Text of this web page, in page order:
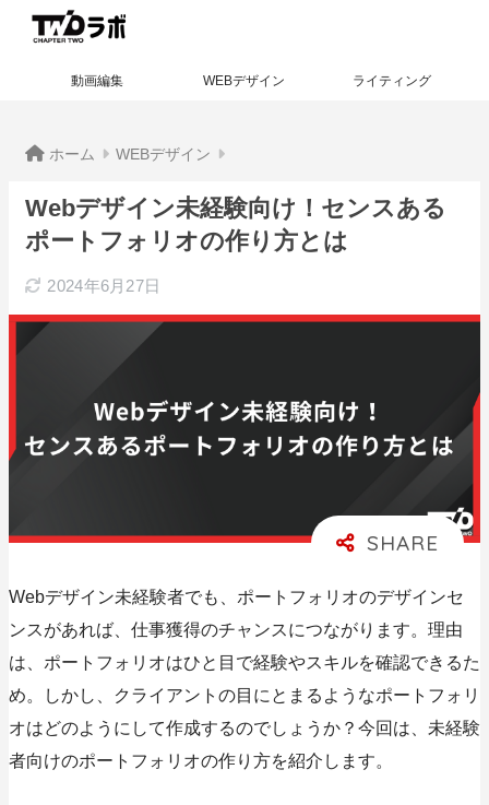
動画編集 WEBデザイン ライティング
ホーム WEBデザイン
Webデザイン未経験向け！センスある
ポートフォリオの作り方とは
2024年6月27日
Webデザイン未経験者でも、ポートフォリオのデザインセ
ンスがあれば、仕事獲得のチャンスにつながります。理由
は、ポートフォリオはひと目で経験やスキルを確認できるた
め。しかし、クライアントの目にとまるようなポートフォリ
オはどのようにして作成するのでしょうか？今回は、未経験
者向けのポートフォリオの作り方を紹介します。